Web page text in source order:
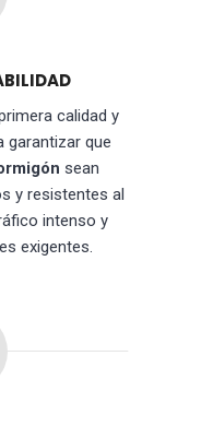
calidad y
garantizar que
sean
y resistentes al
intenso y
exigentes.